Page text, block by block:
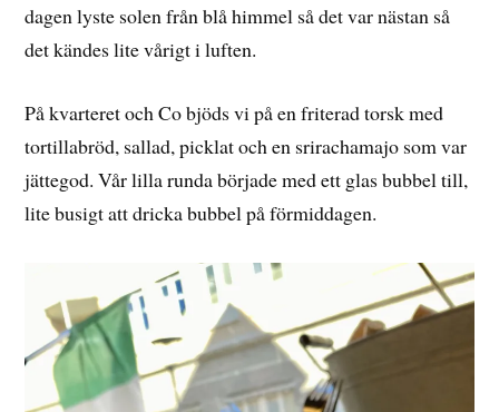
dagen lyste solen från blå himmel så det var nästan så
det kändes lite vårigt i luften.
På kvarteret och Co bjöds vi på en friterad torsk med
tortillabröd, sallad, picklat och en srirachamajo som var
jättegod. Vår lilla runda började med ett glas bubbel till,
lite busigt att dricka bubbel på förmiddagen.